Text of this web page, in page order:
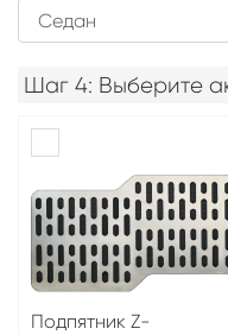
Шаг 4: Выберите
Подпятник Z-